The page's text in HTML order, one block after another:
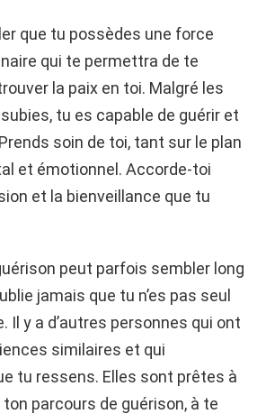
que tu possèdes une force
qui te permettra de te
la paix en toi. Malgré les
tu es capable de guérir et
soin de toi, tant sur le plan
et émotionnel. Accorde-toi
et la bienveillance que tu
peut parfois sembler long
jamais que tu n’es pas seul
Il y a d’autres personnes qui ont
similaires et qui
tu ressens. Elles sont prêtes à
parcours de guérison, à te